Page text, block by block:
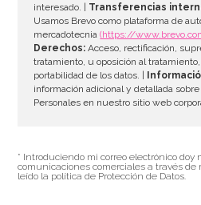
interesado. | Transferencias
Usamos Brevo como plataforma de
mercadotecnia(https://
Derechos: Acceso, rectificación,
tratamiento, u oposición al
portabilidad de los datos. |
información adicional y detallada
Personales en nuestro sitio web
* Introduciendo mi correo electrónico
comunicaciones comerciales a través
leído la política de Protección de Datos.